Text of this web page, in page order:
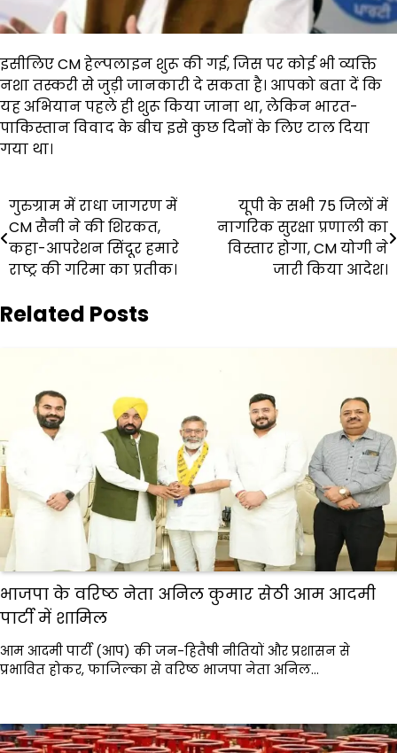
इसीलिए CM हेल्पलाइन शुरू की गई, जिस पर कोई भी व्यक्ति
नशा तस्करी से जुड़ी जानकारी दे सकता है। आपको बता दें कि
यह अभियान पहले ही शुरू किया जाना था, लेकिन भारत-
पाकिस्तान विवाद के बीच इसे कुछ दिनों के लिए टाल दिया
गया था।
Post
navigation
गुरुग्राम में राधा जागरण में
CM सैनी ने की शिरकत,
कहा-आपरेशन सिंदूर हमारे
राष्ट्र की गरिमा का प्रतीक।
यूपी के सभी 75 जिलों में
नागरिक सुरक्षा प्रणाली का
विस्तार होगा, CM योगी ने
जारी किया आदेश।
Related Posts
भाजपा के वरिष्ठ नेता अनिल कुमार सेठी आम आदमी
पार्टी में शामिल
आम आदमी पार्टी (आप) की जन-हितैषी नीतियों और प्रशासन से
प्रभावित होकर, फाजिल्का से वरिष्ठ भाजपा नेता अनिल…